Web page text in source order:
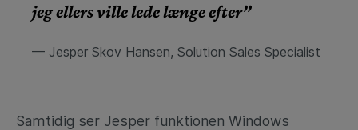
jeg ellers ville lede længe efter”
— Jesper Skov Hansen, Solution Sales Specialist
Samtidig ser Jesper funktionen Windows